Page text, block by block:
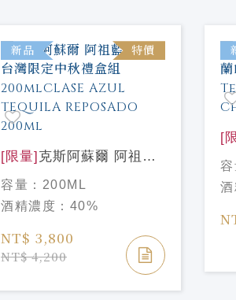
新品 特價
[限量] 克斯阿蘇爾 阿祖藍
龍舌蘭 台灣限定中秋禮盒
組200mlCLASE AZUL
TEQUILA REPOSADO
200ml
容量： 200ML
酒精濃度： 40%
NT$ 3,800
NT$ 4,200
[